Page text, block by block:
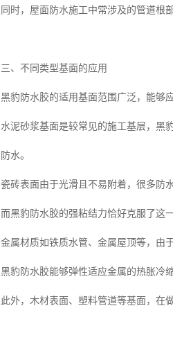
同时，屋面防水施工中常涉及的管道根
三、不同类型基面的应用
黑豹防水胶的适用基面范围广泛，能够
水泥砂浆基面是较常见的施工基层，黑
防水。
瓷砖表面由于光滑且不易附着，很多防
而黑豹防水胶的强粘结力恰好克服了这
金属材质如铁质水管、金属屋顶等，由
黑豹防水胶能够弹性适应金属的热胀冷
此外，木材表面、塑料管道等基面，在